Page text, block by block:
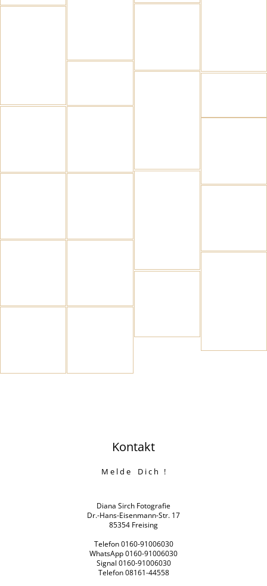
Kontakt
M e l d e D i c h !
Diana Sirch Fotografie
Dr.-Hans-Eisenmann-Str. 17
85354 Freising
Telefon 0160-91006030
WhatsApp 0160-91006030
Signal 0160-91006030
Telefon 08161-44558